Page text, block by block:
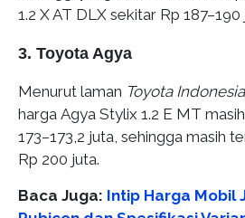
1.2 X AT DLX sekitar Rp 187–190
3. Toyota Agya
Menurut laman Toyota
harga Agya Stylix 1.2 E MT
173–173,2 juta, sehingga masih
Rp 200 juta.
Baca Juga: Intip Harga Mobil